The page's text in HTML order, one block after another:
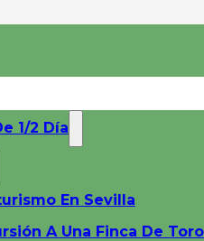
1/2 Día
En Sevilla
A Una Finca De